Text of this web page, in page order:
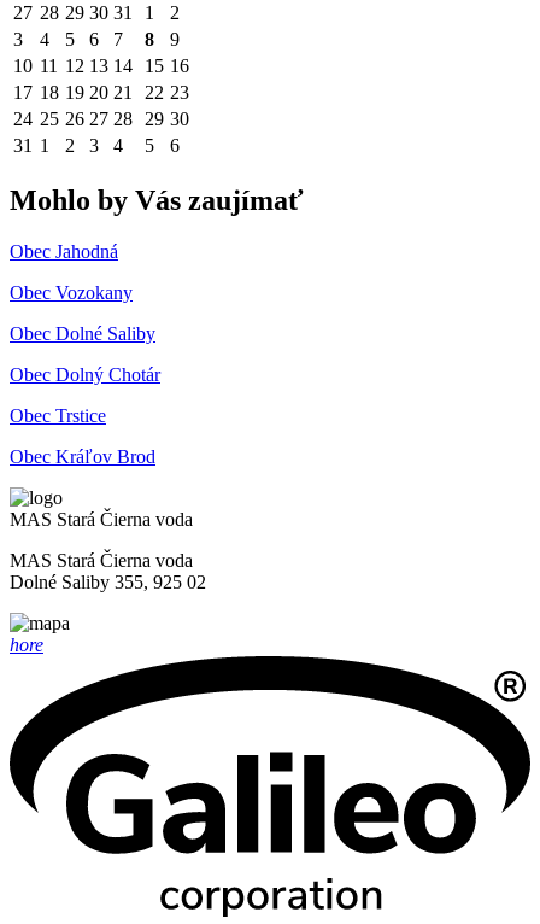
27 28 29 30 31 1
2
3
4 5 6 7 8
9
10 11 12 13 14 15 16
17 18 19 20 21 22 23
24 25 26 27 28 29 30
31 1 2 3 4 5 6
Mohlo by Vás zaujímať
Obec Jahodná
Obec Vozokany
Obec Dolné Saliby
Obec Dolný Chotár
Obec Trstice
Obec Kráľov Brod
MAS Stará Čierna voda
MAS Stará Čierna voda
Dolné Saliby 355, 925 02
hore